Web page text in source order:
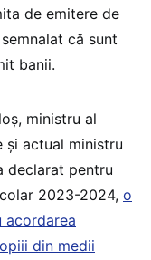
de emitere de
că sunt
banii.
ministru al
și actual ministru
declarat pentru
2023-2024, o
acordarea
din medii